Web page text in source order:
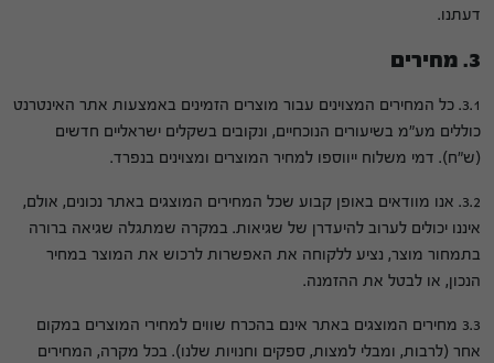
דעתנו.
3. מחירים
3.1. כל המחירים המצוינים עבור מוצרים הזמינים באמצעות אתר האינטרנט
כוללים מע"מ בשיעורים הנוכחיים, ונקובים בשקלים ישראליים חדשים
(ש"ח). דמי משלוח ייווספו למחיר המוצרים ומצוינים בנפרד.
3.2. אנו מוודאים באופן קבוע שכל המחירים המוצגים באתר נכונים, אולם,
איננו יכולים לערוב להיעדרן של שגיאות. במקרה שמתגלה שגיאה ברורה
בתמחור מוצר, נציע ללקוחה את האפשרות לרכוש את המוצר במחיר
הנכון, או לבטל את ההזמנה.
3.3 מחירים המוצגים באתר אינם בהכרח שווים למחירי המוצרים במקום
אחר (לרבות, ומבלי למצות, ספקים וחנויות שלנו). בכל מקרה, המחירים